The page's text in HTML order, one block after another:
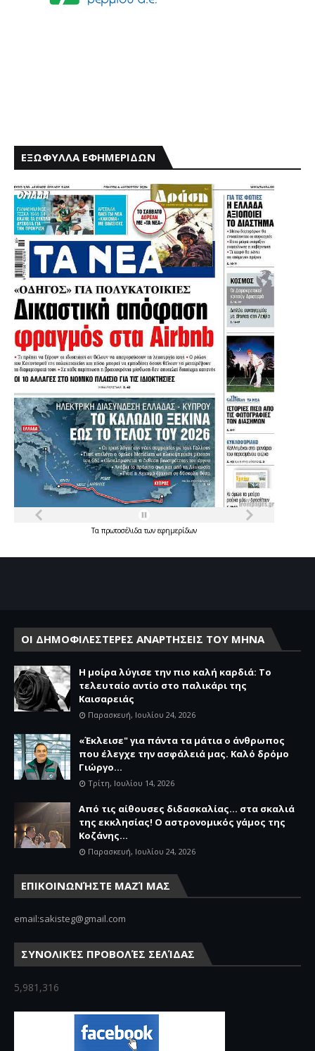
ΕΞΩΦΥΛΛΑ ΕΦΗΜΕΡΙΔΩΝ
Τα πρωτοσέλιδατων εφημερίδων
ΟΙ ΔΗΜΟΦΙΛΕΣΤΕΡΕΣ ΑΝΑΡΤΗΣΕΙΣ ΤΟΥ ΜΗΝΑ
Η μοίρα λύγισε την πιο καλή καρδιά: Το
τελευταίο αντίο στο παλικάρι της
Καισαρειάς
Παρασκευή, Ιουλίου 24, 2026
«Έκλεισε" για πάντα τα μάτια ο άνθρωπος
που έλεγχε την ασφάλειά μας. Καλό δρόμο
Γιώργο...
Τρίτη, Ιουλίου 14, 2026
Από τις αίθουσες διδασκαλίας… στα σκαλιά
της εκκλησίας! Ο αστρονομικός γάμος της
Κοζάνης...
Παρασκευή, Ιουλίου 24, 2026
ΕΠΙΚΟΙΝΩΝΉΣΤΕ ΜΑΖΊ ΜΑΣ
email:sakisteg@gmail.com
ΣΥΝΟΛΙΚΈΣ ΠΡΟΒΟΛΈΣ ΣΕΛΊΔΑΣ
5,981,316